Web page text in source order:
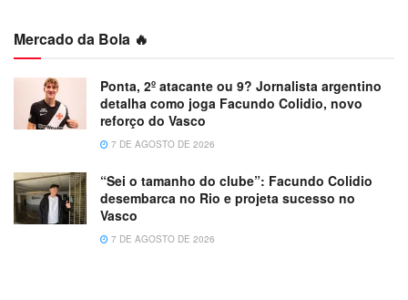
Mercado da Bola 🔥
Ponta, 2º atacante ou 9? Jornalista argentino
detalha como joga Facundo Colidio, novo
reforço do Vasco
7 DE AGOSTO DE 2026
“Sei o tamanho do clube”: Facundo Colidio
desembarca no Rio e projeta sucesso no
Vasco
7 DE AGOSTO DE 2026